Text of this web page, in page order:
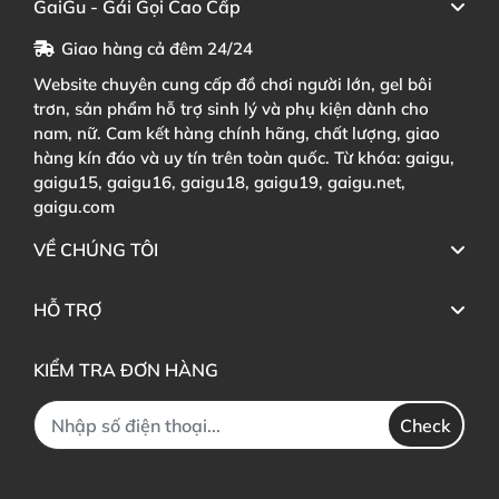
GaiGu - Gái Gọi Cao Cấp
Giao hàng cả đêm 24/24
Website chuyên cung cấp đồ chơi người lớn, gel bôi
trơn, sản phẩm hỗ trợ sinh lý và phụ kiện dành cho
nam, nữ. Cam kết hàng chính hãng, chất lượng, giao
hàng kín đáo và uy tín trên toàn quốc. Từ khóa: gaigu,
gaigu15, gaigu16, gaigu18, gaigu19, gaigu.net,
gaigu.com
VỀ CHÚNG TÔI
HỖ TRỢ
KIỂM TRA ĐƠN HÀNG
Check